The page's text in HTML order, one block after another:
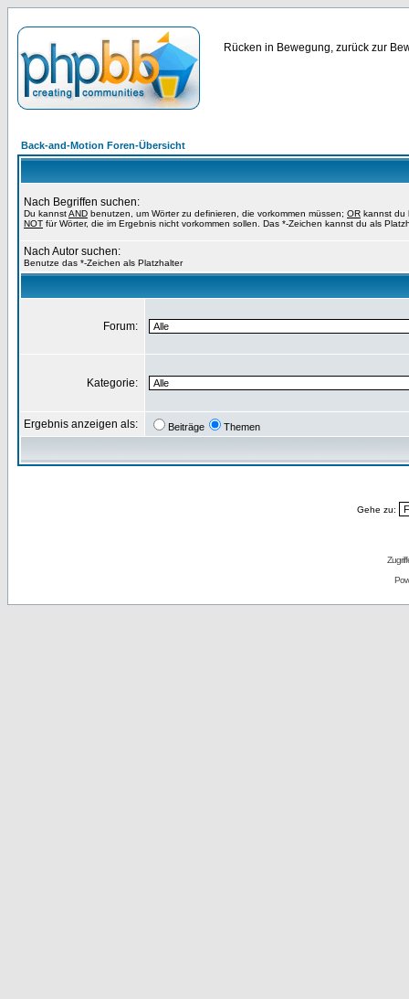
Rücken in Bewegung, zurück zur
Back-and-Motion Foren-Übersicht
Nach Begriffen suchen:
Du kannstAND benutzen, um Wörter zu definieren, die vorkommen müssen; OR kannst du
NOT für Wörter, die im Ergebnis nicht vorkommen sollen. Das *-Zeichen kannst du als
Nach Autor suchen:
Benutze das *-Zeichen als Platzhalter
Forum:
Kategorie:
Ergebnis anzeigen als: Beiträge Themen
Gehe zu: